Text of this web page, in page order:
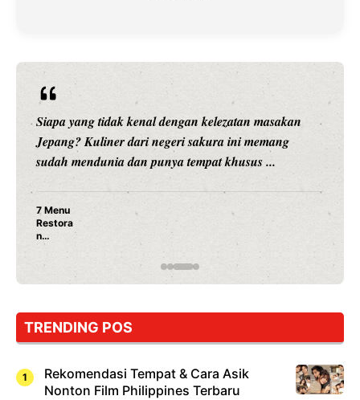
Siapa yang tidak kenal dengan kelezatan masakan
Jepang? Kuliner dari negeri sakura ini memang
sudah mendunia dan punya tempat khusus ...
7 Menu
Restora
n
Jepang
yang
Dicoba,
Cuma
Sushi!
TRENDING POS
Rekomendasi Tempat & Cara Asik
Nonton Film Philippines Terbaru